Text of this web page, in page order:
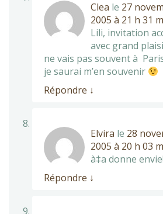
Clea le 27
2005 à 21 h 31
Lili, invitation
avec grand
ne vais pas souvent à
je saurai m’en souvenir
Répondre ↓
Elvira le 28
2005 à 20 h 03
à‡a donne envie!
Répondre ↓